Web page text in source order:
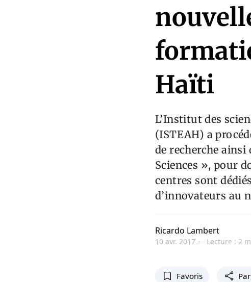
Haïti
L’Institut des
(ISTEAH) a
de recherche ainsi
Sciences », pour
centres sont
d’innovateurs au
Ricardo Lambert
10 avr. 2017 — Lecture : 2
Favoris